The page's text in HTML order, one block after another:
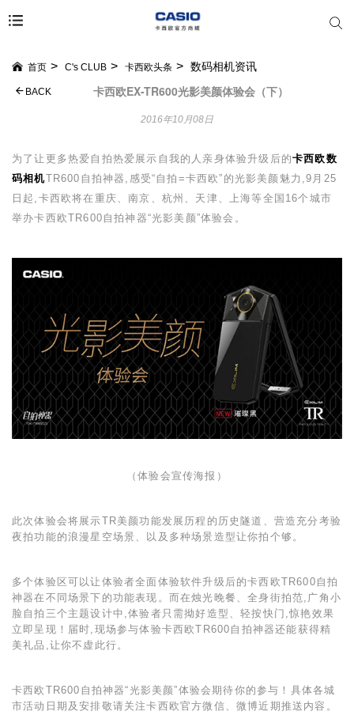
首页 C's CLUB 卡西欧头条 数码相机资讯
卡西欧EX-TR600光影美颜体验会（下）
BACK
2016年10月08日
为了让更多热爱自拍热爱展示自我的人亲身体验升级后的卡西欧数
码相机TR600 自拍神器,感受“自拍 =卡西欧”的光影美颜魅力,9 月 25
日起,卡西欧将在重庆、南京、杭州、天津、上海等全国 16个城市
举办卡西欧TR600自拍神器“光影美颜”体验会。
（体验会宣传海报）
此次体验会将展示TR美颜功能发展历程的历史隧道、营造充分考验
夜拍功能的浪漫星空场景、以及多种场景造型让你拍个够。
多个体验区可以让体验者全面体验软件升级后的卡西欧TR600自拍
神器在不同场景下的功能表现。而在烛光晚餐、全身街拍范,广角小
脸自拍三个主题设计中,体验者只需拗好造型、轻按快门,惊艳效果
立即呈现！届时,现场参与体验卡西欧TR600自拍神器还能获得精
美礼品,让你不虚此行。
卡西欧 TR600 自拍神器“光影美颜”体验会期待你的参与！具体各城
市活动日期及安排敬请关注卡西欧官方微信、微博近期推送内容。